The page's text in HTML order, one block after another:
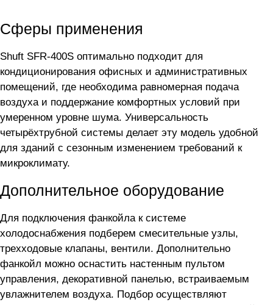
Сферы применения
Shuft SFR-400S оптимально подходит для
кондиционирования офисных и административных
помещений, где необходима равномерная подача
воздуха и поддержание комфортных условий при
умеренном уровне шума. Универсальность
четырёхтрубной системы делает эту модель удобной
для зданий с сезонным изменением требований к
микроклимату.
Дополнительное оборудование
Для подключения фанкойла к системе
холодоснабжения подберем смесительные узлы,
трехходовые клапаны, вентили. Дополнительно
фанкойл можно оснастить настенным пультом
управления, декоративной панелью, встраиваемым
увлажнителем воздуха. Подбор осуществляют